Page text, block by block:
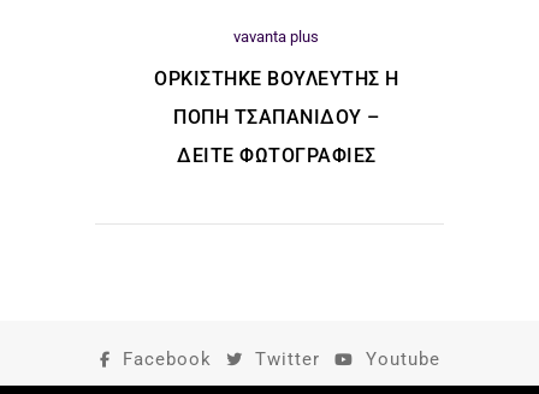
vavanta plus
ΟΡΚΊΣΤΗΚΕ ΒΟΥΛΕΥΤΉΣ Η
ΠΌΠΗ ΤΣΑΠΑΝΊΔΟΥ –
ΔΕΊΤΕ ΦΩΤΟΓΡΑΦΊΕΣ
Facebook Twitter Youtube